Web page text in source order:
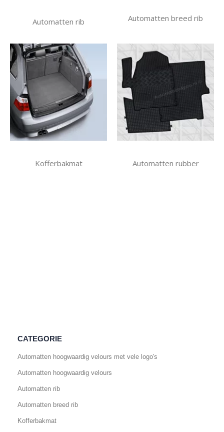
Automatten rib Automatten breed rib
Kofferbakmat Automatten rubber
CATEGORIE
Automatten hoogwaardig velours met vele logo's
Automatten hoogwaardig velours
Automatten rib
Automatten breed rib
Kofferbakmat